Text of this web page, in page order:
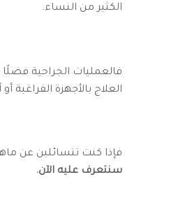
الكثير من النساء.
فالعمليات الجراحية فضلًا
العلاج بالأجهزة الفراغية
فإذا كنت تتسائلين عن
سنتعرف عليه الآن.